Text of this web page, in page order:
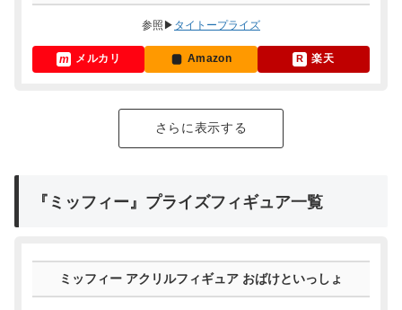
参照▶ タイトープライズ
メルカリ Amazon 楽天
さらに表示する
『ミッフィー』プライズフィギュア一覧
ミッフィー アクリルフィギュア おばけといっしょ